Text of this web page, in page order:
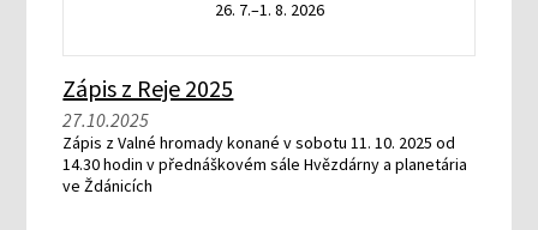
26. 7.–1. 8. 2026
Zápis z Reje 2025
27.10.2025
Zápis z Valné hromady konané v sobotu 11. 10. 2025 od
14.30 hodin v přednáškovém sále Hvězdárny a planetária
ve Ždánicích